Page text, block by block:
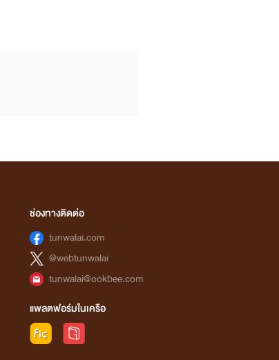
ช่องทางติดต่อ
tunwalai.com
@webtunwalai
tunwalai@ookbee.com
แพลตฟอร์มในเครือ